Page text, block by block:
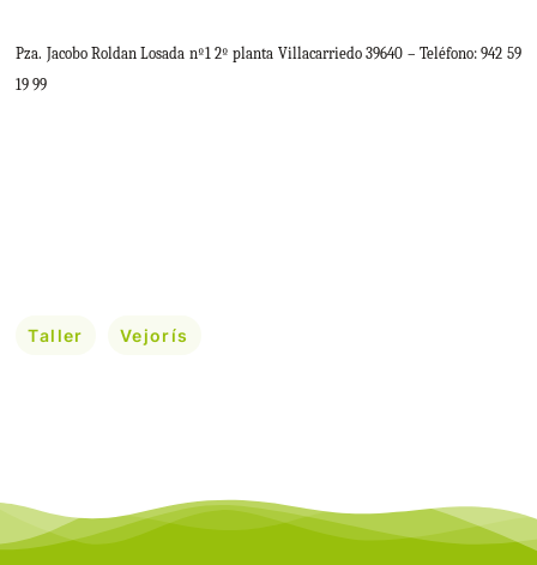
Pza. Jacobo Roldan Losada nº1 2º planta Villacarriedo 39640 – Teléfono: 942 59
19 99
Taller Vejorís